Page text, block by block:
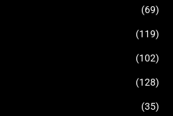
(69)
(119)
(102)
(128)
(35)